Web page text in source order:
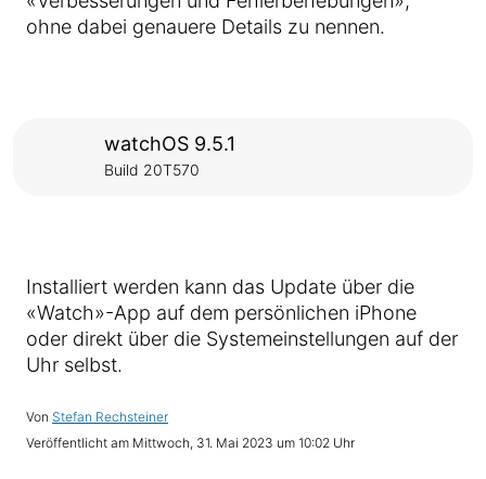
ohne dabei genauere Details zu nennen.
watchOS 9.5.1
Build 20T570
Installiert werden kann das Update über die
«Watch»-App auf dem persönlichen iPhone
oder direkt über die Systemeinstellungen auf der
Uhr selbst.
Von Stefan Rechsteiner
Veröffentlicht am Mittwoch, 31. Mai 2023 um 10:02 Uhr